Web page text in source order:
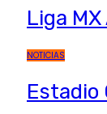
Liga
NOTICIAS
Estadio